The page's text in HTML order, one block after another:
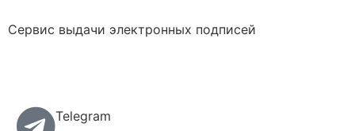
Сервис выдачи электронных подписей
Telegram